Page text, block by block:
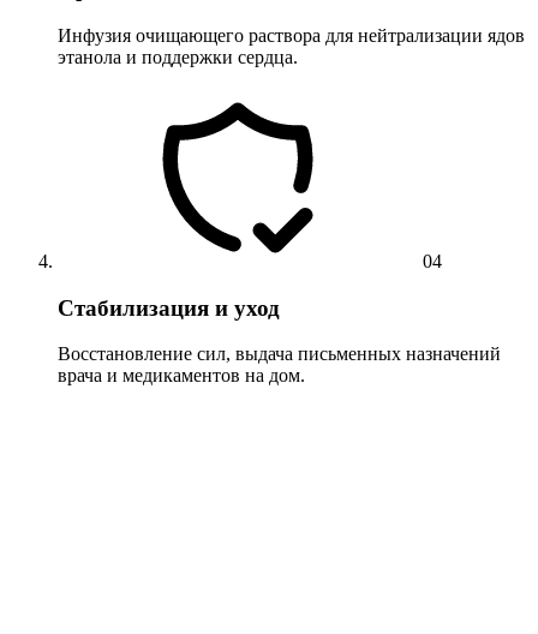
Инфузия очищающего раствора для нейтрализации ядов
этанола и поддержки сердца.
04
Стабилизация и уход
Восстановление сил, выдача письменных назначений
врача и медикаментов на дом.